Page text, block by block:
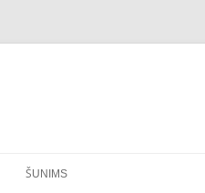
ŠUNIMS